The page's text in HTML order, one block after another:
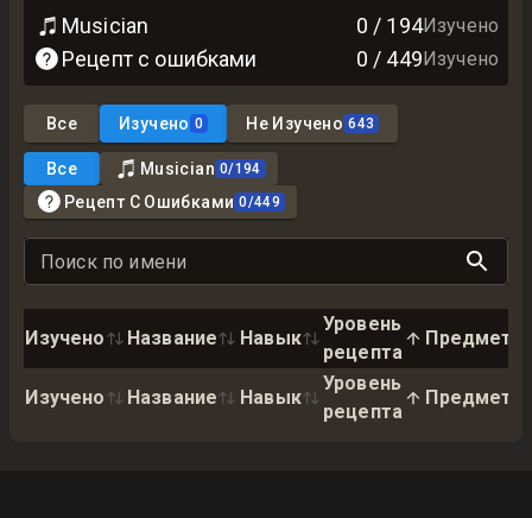
Musician 0 / 194Изучено
Рецепт с ошибками 0 / 449Изучено
Все Изучено 0 Не Изучено 643
Все Musician 0/194
Рецепт С Ошибками 0/449
Поиск по имени
Изучено Название Навык
Уровень
рецепта
Предмет
Изучено Название Навык
Уровень
рецепта
Предмет